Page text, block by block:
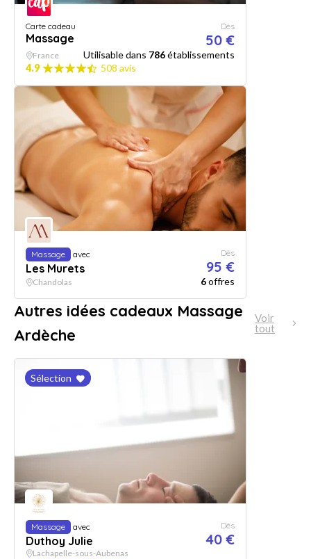
Carte cadeau
Massage
Dès
50 €
France Utilisable dans 786établissements
4.9
508 avis
Massage avec
Les Murets
Dès
95 €
Chandolas 6offres
Autres idées cadeaux Massage
Ardèche
Voir
tout
Sélection
Massage avec
Duthoy Julie
Dès
40 €
Lachapelle-sous-Aubenas